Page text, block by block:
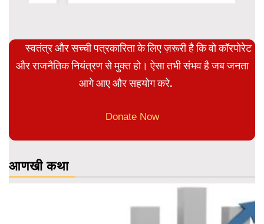
स्वतंत्र और सच्ची पत्रकारिता के लिए ज़रूरी है कि वो कॉरपोरेट
और राजनैतिक नियंत्रण से मुक्त हो। ऐसा तभी संभव है जब जनता
आगे आए और सहयोग करे.
Donate Now
आणखी कथा